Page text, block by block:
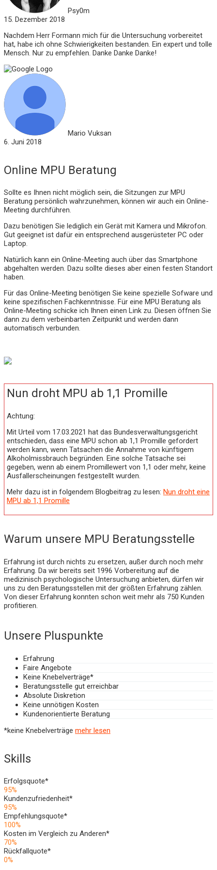
Psy0m
15. Dezember 2018
Nachdem Herr Formann mich für die Untersuchung vorbereitet
hat, habe ich ohne Schwierigkeiten bestanden. Ein expert und tolle
Mensch. Nur zu empfehlen. Danke Danke Danke!
Mario Vuksan
6. Juni 2018
Online MPU Beratung
Sollte es Ihnen nicht möglich sein, die Sitzungen zur MPU
Beratung persönlich wahrzunehmen, können wir auch ein Online-
Meeting durchführen.
Dazu benötigen Sie lediglich ein Gerät mit Kamera und Mikrofon.
Gut geeignet ist dafür ein entsprechend ausgerüsteter PC oder
Laptop.
Natürlich kann ein Online-Meeting auch über das Smartphone
abgehalten werden. Dazu sollte dieses aber einen festen Standort
haben.
Für das Online-Meeting benötigen Sie keine spezielle Sofware und
keine spezifischen Fachkenntnisse. Für eine MPU Beratung als
Online-Meeting schicke ich Ihnen einen Link zu. Diesen öffnen Sie
dann zu dem verbeinbarten Zeitpunkt und werden dann
automatisch verbunden.
Nun droht MPU ab 1,1 Promille
Achtung:
Mit Urteil vom 17.03.2021 hat das Bundesverwaltungsgericht
entschieden, dass eine MPU schon ab 1,1 Promille gefordert
werden kann, wenn Tatsachen die Annahme von künftigem
Alkoholmissbrauch begründen. Eine solche Tatsache sei
gegeben, wenn ab einem Promillewert von 1,1 oder mehr, keine
Ausfallerscheinungen festgestellt wurden.
Mehr dazu ist in folgendem Blogbeitrag zu lesen: Nun droht eine
MPU ab 1,1 Promille
Warum unsere MPU Beratungsstelle
Erfahrung ist durch nichts zu ersetzen, außer durch noch mehr
Erfahrung. Da wir bereits seit 1996 Vorbereitung auf die
medizinisch psychologische Untersuchung anbieten, dürfen wir
uns zu den Beratungsstellen mit der größten Erfahrung zählen.
Von dieser Erfahrung konnten schon weit mehr als 750 Kunden
profitieren.
Unsere Pluspunkte
Erfahrung
Faire Angebote
Keine Knebelverträge*
Beratungsstelle gut erreichbar
Absolute Diskretion
Keine unnötigen Kosten
Kundenorientierte Beratung
*keine Knebelverträge mehr lesen
Skills
Erfolgsquote*
95%
Kundenzufriedenheit*
95%
Empfehlungsquote*
100%
Kosten im Vergleich zu Anderen*
70%
Rückfallquote*
0%